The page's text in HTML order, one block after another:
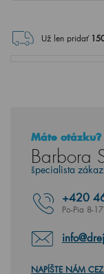
Už len pridať
Máte
Barbora
špecialista
+420
Po-Pia 8-
NAPÍŠTE NÁM